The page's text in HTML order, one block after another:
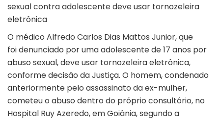
sexual contra adolescente deve usar tornozeleira
eletrônica
O médico Alfredo Carlos Dias Mattos Junior, que
foidenunciado por uma adolescente de 17 anos por
abuso sexual, deve usar tornozeleira eletrônica,
conforme decisão da Justiça. O homem, condenado
anteriormente pelo assassinato da ex-mulher,
cometeu o abuso dentro do próprio consultório, no
Hospital Ruy Azeredo, emGoiânia, segundo a